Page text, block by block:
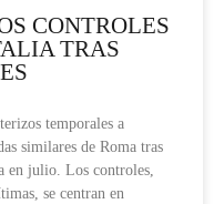
CONTROLES
TRAS
temporales a
similares de Roma tras
en julio. Los controles,
se centran en